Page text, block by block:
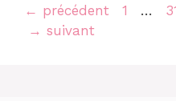
Navigation
des
← précédent Page
1 …
→ suivant